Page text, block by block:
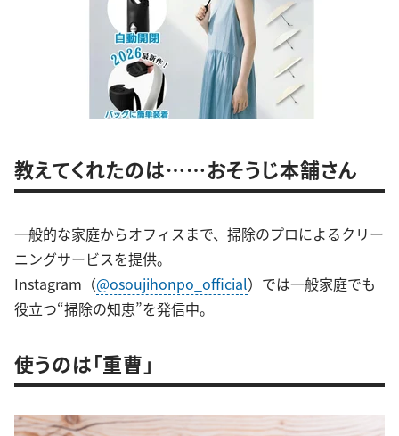
教えてくれたのは……おそうじ本舗さん
一般的な家庭からオフィスまで、掃除のプロによるクリー
ニングサービスを提供。
Instagram（@osoujihonpo_official）では一般家庭でも
役立つ“掃除の知恵”を発信中。
使うのは「重曹」